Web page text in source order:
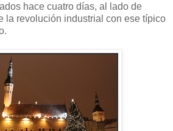
hace cuatro días, al lado de
la revolución industrial con ese típico